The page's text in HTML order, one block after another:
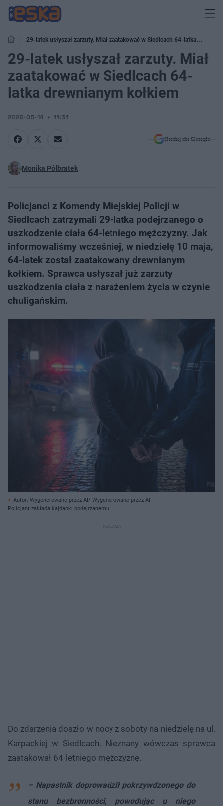
29-latek usłyszał zarzuty. Miał zaatakować w Siedlcach 64-latka
drewnianym kołkiem
29-latek usłyszał zarzuty. Miał
zaatakować w Siedlcach 64-
latka drewnianym kołkiem
2026-05-14 11:31
Dodaj do Google
Monika Półbratek
Policjanci z Komendy Miejskiej Policji w
Siedlcach zatrzymali 29-latka podejrzanego o
uszkodzenie ciała 64-letniego mężczyzny. Jak
informowaliśmy wcześniej, w niedzielę 10 maja,
64-latek został zaatakowany drewnianym
kołkiem. Sprawca usłyszał już zarzuty
uszkodzenia ciała z narażeniem życia w czynie
chuligańskim.
Autor: Wygenerowane przez AI/ Wygenerowane przez AI
Policjant zakłada kajdanki podejrzanemu
Do zdarzenia doszło w nocy z soboty na niedzielę na ul.
Karpackiej w Siedlcach. Nieznany wówczas sprawca
zaatakował 64-letniego mężczyznę.
– Napastnik doprowadził pokrzywdzonego do
stanu bezbronności, powodując u niego